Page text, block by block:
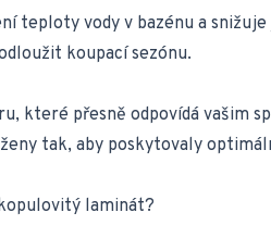
teploty vody v bazénu a
koupací sezónu.
které přesně odpovídá vašim
tak, aby poskytovaly
laminát?